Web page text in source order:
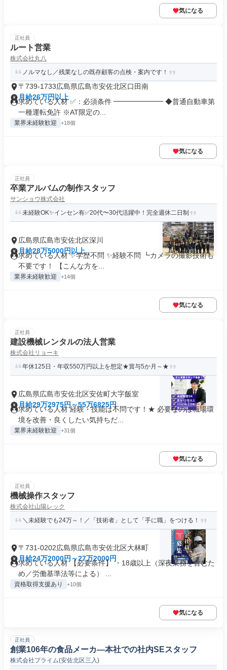
気になる
正社員
ルート営業
株式会社丸八
ノルマなし／残業なしの既存顧客の点検・案内です！
〒739-1733広島県広島市安佐北区口田南
月給26万円以上
求めている人材 ✅：必須条件 ━━━━━━━ ◆普通自動車第
一種運転免許 ※AT限定の...
業界未経験歓迎 +18個
気になる
正社員
卒業アルバムの制作スタッフ
サンショウ株式会社
未経験OK✨インセン有✅20代〜30代活躍中！完全週休二日制
広島県広島市安佐北区深川
月給28万5000円以上
求めている人材 ✨学歴不問 ✨経験不問 ┗カメラの撮影技術も
不要です！ 【こんな方を...
業界未経験歓迎 +14個
気になる
正社員
建設機械レンタルの法人営業
株式会社リョーキ
年休125日・年収550万円以上を想定★賞与5か月～★
広島県広島市安佐北区安佐町大字飯室
月給29万2975円～55万6825円
求めている人材 経験・技能は不問です！★ 必要なのは職場環
境を改善・良くしたい気持ちだ...
業界未経験歓迎 +31個
気になる
正社員
機械操作スタッフ
株式会社山陽レック
＼未経験でも24万～！／「技術者」として「手に職」をつける！
〒731-0202広島県広島市安佐北区大林町
月給24万2000円～27万2000円
求めている人材 【必要条件】 ・18歳以上（深夜業務を含むた
め／労働基準法等による） ...
資格取得支援あり +10個
気になる
正社員
創業106年の食品メーカ―本社での社内SEスタッフ
株式会社プライム(安佐北区三入)